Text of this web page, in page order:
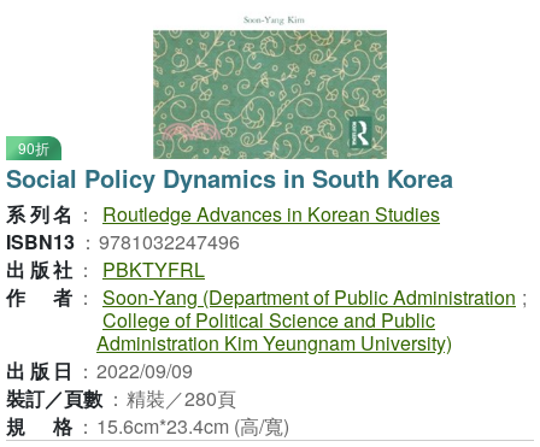
90折
Social Policy Dynamics in South Korea
系列名 ：
Routledge Advances in Korean Studies
ISBN13 ： 9781032247496
出版社 ：
PBKTYFRL
作者 ： Soon-Yang (Department of Public Administration ;
College of Political Science and Public
Administration Kim Yeungnam University)
出版日 ： 2022/09/09
裝訂／頁數 ： 精裝／280頁
規格 ： 15.6cm*23.4cm (高/寬)